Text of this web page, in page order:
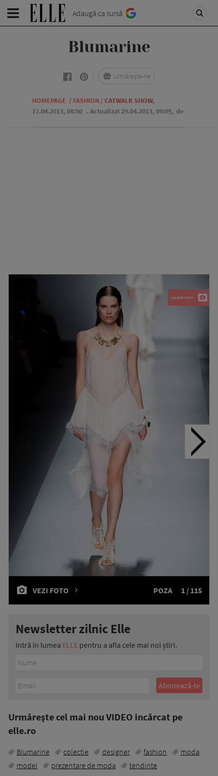
Adaugă ca sursă
Blumarine
HOMEPAGE / FASHION / CATWALK SHOW,
17.04.2013, 08:50 . Actualizat 29.04.2013, 09:09, de
Urmărește-ne
VEZI FOTO POZA 1 / 115
Newsletter zilnic Elle
Intră în lumea ELLE pentru a afla cele mai noi știri.
Urmăreşte cel mai nou VIDEO incărcat pe
elle.ro
Blumarine colectie designer fashion
moda
model
prezentare de moda tendinte